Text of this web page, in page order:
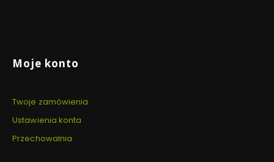
Linki w stopce
Moje konto
Twoje zamówienia
Ustawienia konta
Przechowalnia